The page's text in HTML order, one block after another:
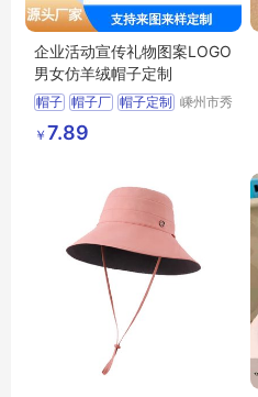
企业活动宣传礼物图案LOGO
男女仿羊绒帽子定制
帽子 帽子厂 帽子定制
仿羊绒帽子
嵊州市秀
￥ 7.89